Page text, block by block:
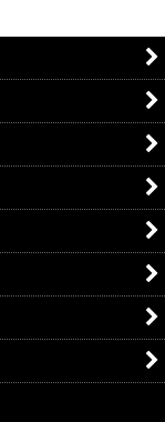
ートルズ
少年アン